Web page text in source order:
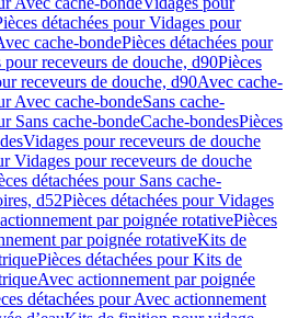
détachées pour Vidages pour
cache-bondePièces détachées pour
pour receveurs de douche, d90Pièces
receveurs de douche, d90Avec cache-
Avec cache-bondeSans cache-
Sans cache-bondeCache-bondesPièces
Vidages pour receveurs de douche
Vidages pour receveurs de douche
détachées pour Sans cache-
d52Pièces détachées pour Vidages
par poignée rotativePièces
par poignée rotativeKits de
Pièces détachées pour Kits de
Avec actionnement par poignée
détachées pour Avec actionnement